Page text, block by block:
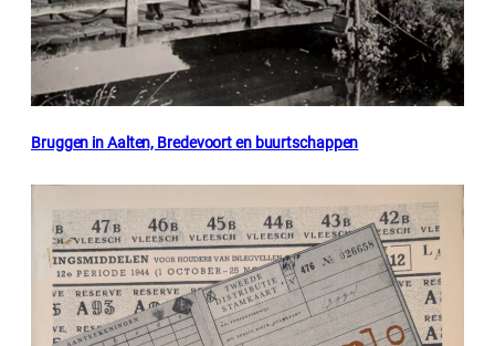
Bruggen in Aalten, Bredevoort en buurtschappen